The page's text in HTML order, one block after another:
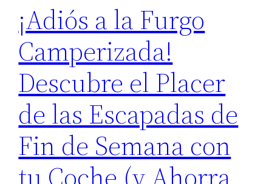
¡Adiós a la Furgo
Camperizada!
Descubre el Placer
de las Escapadas de
Fin de Semana con